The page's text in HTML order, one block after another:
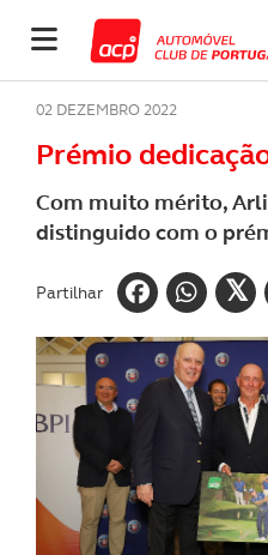
02 DEZEMBRO 2022
Prémio
Com muito mérito,
distinguido com o
Partilhar